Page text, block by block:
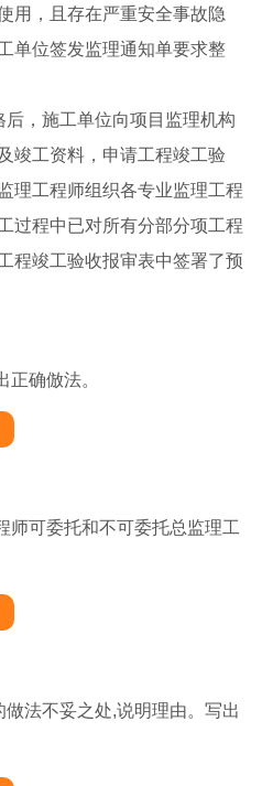
用，且存在严重安全事故隐
单位签发监理通知单要求整
，施工单位向项目监理机构
竣工资料，申请工程竣工验
理工程师组织各专业监理工程
过程中已对所有分部分项工程
程竣工验收报审表中签署了预
确倣法。
师可委托和不可委托总监理工
法不妥之处,说明理由。写出